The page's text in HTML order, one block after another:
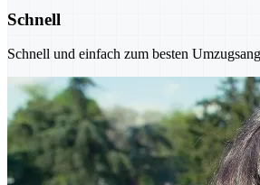
Schnell
Schnell und einfach zum besten